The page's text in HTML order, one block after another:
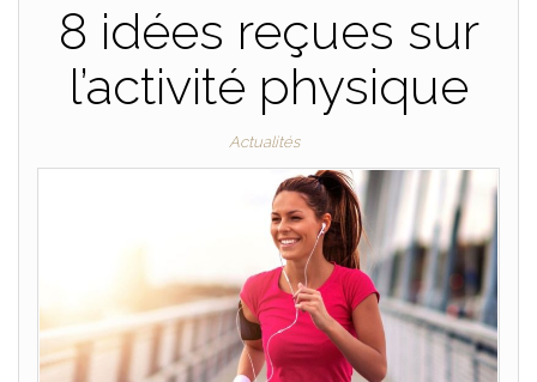
8 idées reçues sur
l’activité physique
Actualités